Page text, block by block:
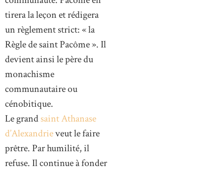
tirera la leçon et rédigera
un règlement strict: « la
Règle de saint Pacôme ». Il
devient ainsi le père du
monachisme
communautaire ou
cénobitique.
Le grandsaint Athanase
d’Alexandrieveut le faire
prêtre. Par humilité, il
refuse. Il continue à fonder